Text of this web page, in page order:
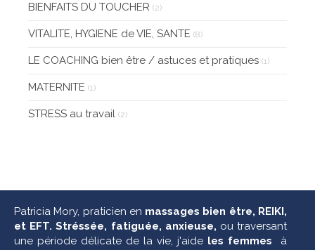
BIENFAITS DU TOUCHER (2)
VITALITE, HYGIENE de VIE, SANTE (8)
LE COACHING bien être / astuces et pratiques (1)
MATERNITE (1)
STRESS au travail (2)
Patricia Mory, praticien en massages bien être, REIKI,
et EFT. Stréssée, fatiguée, anxieuse, ou traversant
une période délicate de la vie, j'aide les femmes
à